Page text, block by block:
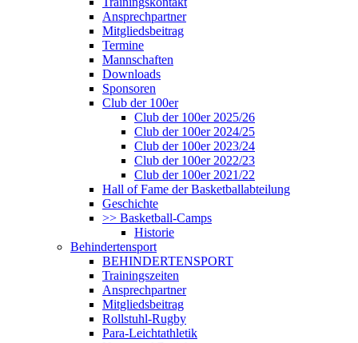
Ansprechpartner
Mitgliedsbeitrag
Termine
Mannschaften
Downloads
Sponsoren
Club der 100er
Club der 100er 2025/26
Club der 100er 2024/25
Club der 100er 2023/24
Club der 100er 2022/23
Club der 100er 2021/22
Hall of Fame der Basketballabteilung
Geschichte
>> Basketball-Camps
Historie
Behindertensport
BEHINDERTENSPORT
Trainingszeiten
Ansprechpartner
Mitgliedsbeitrag
Rollstuhl-Rugby
Para-Leichtathletik